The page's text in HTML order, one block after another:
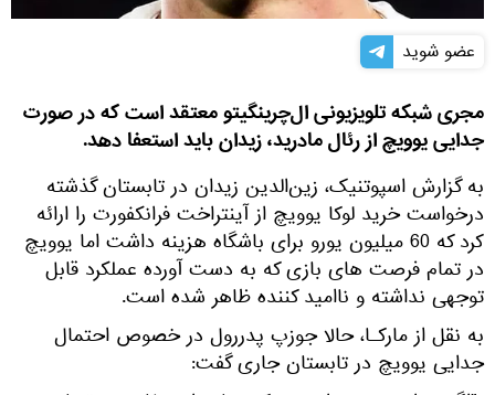
عضو شوید
مجری شبکه تلویزیونی ال‌چرینگیتو معتقد است که در صورت
جدایی یوویچ از رئال مادرید، زیدان باید استعفا دهد.
به گزارش اسپوتنیک، زین‌الدین زیدان در تابستان گذشته
درخواست خرید لوکا یوویچ از آینتراخت فرانکفورت را ارائه
کرد که 60 میلیون یورو برای باشگاه هزینه داشت اما یوویچ
در تمام فرصت های بازی که به دست آورده عملکرد قابل
توجهی نداشته و ناامید کننده ظاهر شده است.
به نقل از مارکـا، حالا جوزپ پدررول در خصوص احتمال
جدایی یوویچ در تابستان جاری گفت: